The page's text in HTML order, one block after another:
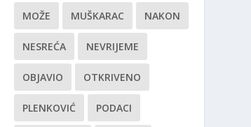
MOŽE MUŠKARAC NAKON
NESREĆA NEVRIJEME
OBJAVIO OTKRIVENO
PLENKOVIĆ PODACI